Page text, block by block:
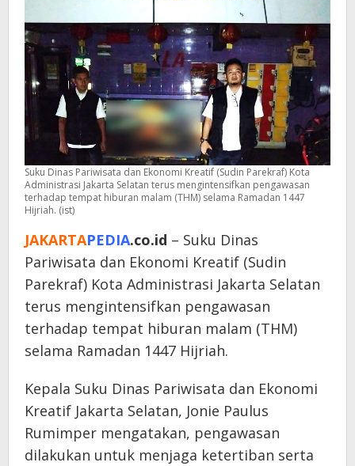
Suku Dinas Pariwisata dan Ekonomi Kreatif (Sudin Parekraf) Kota
Administrasi Jakarta Selatan terus mengintensifkan pengawasan
terhadap tempat hiburan malam (THM) selama Ramadan 1447
Hijriah. (ist)
JAKARTAPEDIA.co.id – Suku Dinas
Pariwisata dan Ekonomi Kreatif (Sudin
Parekraf) Kota Administrasi Jakarta Selatan
terus mengintensifkan pengawasan
terhadap tempat hiburan malam (THM)
selama Ramadan 1447 Hijriah.
Kepala Suku Dinas Pariwisata dan Ekonomi
Kreatif Jakarta Selatan, Jonie Paulus
Rumimper mengatakan, pengawasan
dilakukan untuk menjaga ketertiban serta